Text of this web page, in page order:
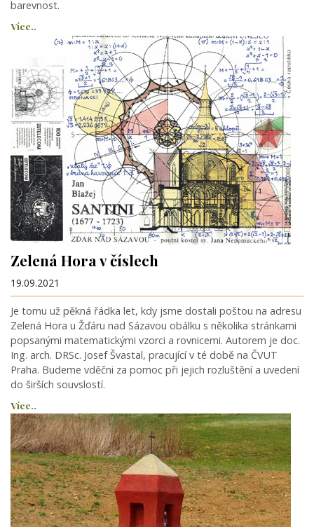
barevnost.
Více..
Zelená Hora v číslech
19.09.2021
Je tomu už pěkná řádka let, kdy jsme dostali poštou na adresu
Zelená Hora u Žďáru nad Sázavou obálku s několika stránkami
popsanými matematickými vzorci a rovnicemi. Autorem je doc.
Ing. arch. DRSc. Josef Švastal, pracující v té době na ČVUT
Praha. Budeme vděčni za pomoc při jejich rozluštění a uvedení
do širších souvslostí.
Více..